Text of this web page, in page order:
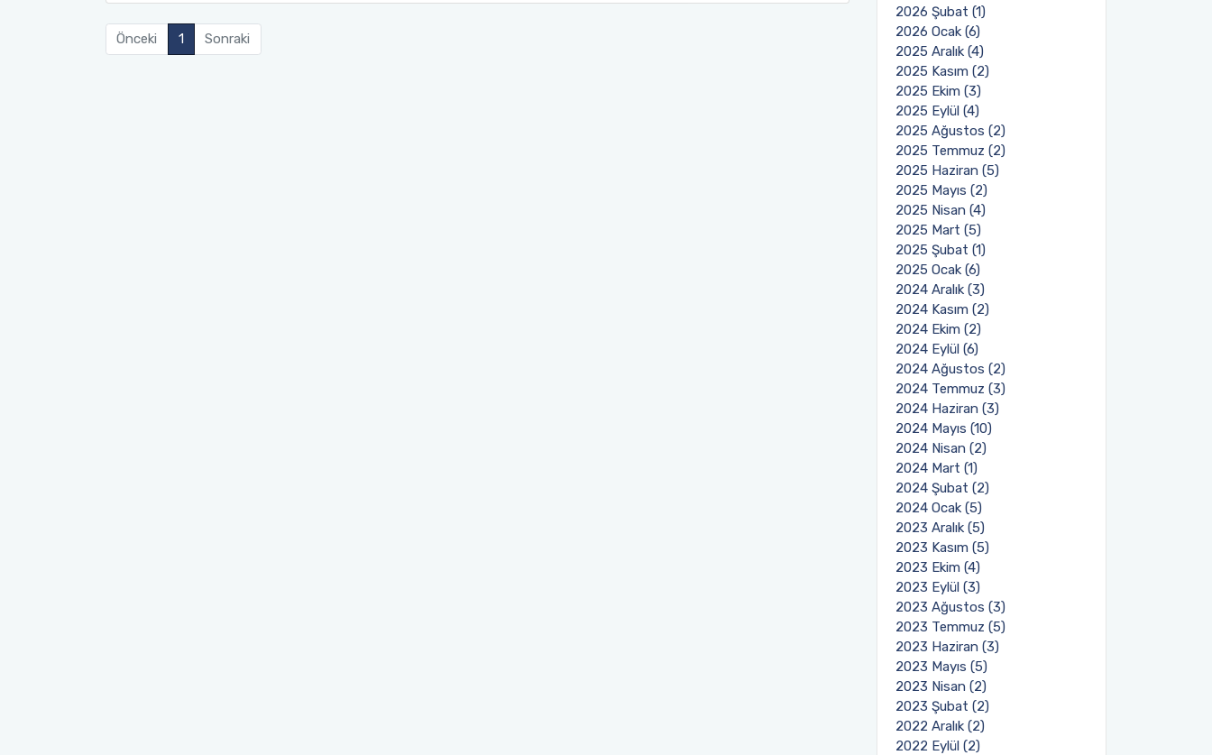
Önceki 1 Sonraki
2026 Şubat (1)
2026 Ocak (6)
2025 Aralık (4)
2025 Kasım (2)
2025 Ekim (3)
2025 Eylül (4)
2025 Ağustos (2)
2025 Temmuz (2)
2025 Haziran (5)
2025 Mayıs (2)
2025 Nisan (4)
2025 Mart (5)
2025 Şubat (1)
2025 Ocak (6)
2024 Aralık (3)
2024 Kasım (2)
2024 Ekim (2)
2024 Eylül (6)
2024 Ağustos (2)
2024 Temmuz (3)
2024 Haziran (3)
2024 Mayıs (10)
2024 Nisan (2)
2024 Mart (1)
2024 Şubat (2)
2024 Ocak (5)
2023 Aralık (5)
2023 Kasım (5)
2023 Ekim (4)
2023 Eylül (3)
2023 Ağustos (3)
2023 Temmuz (5)
2023 Haziran (3)
2023 Mayıs (5)
2023 Nisan (2)
2023 Şubat (2)
2022 Aralık (2)
2022 Eylül (2)
Kalite Yönetim Takvimi